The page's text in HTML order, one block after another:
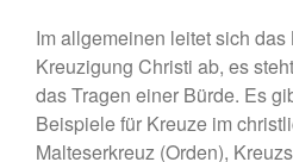
Im allgemeinen leitet sich
Kreuzigung Christi ab, es
das Tragen einer Bürde. Es
Beispiele für Kreuze im
Malteserkreuz (Orden),